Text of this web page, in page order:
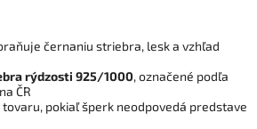
černaniu striebra, lesk a vzhľad
rýdzosti 925/1000, označené podľa
ČR
tovaru, pokiaľ šperk neodpovedá predstave